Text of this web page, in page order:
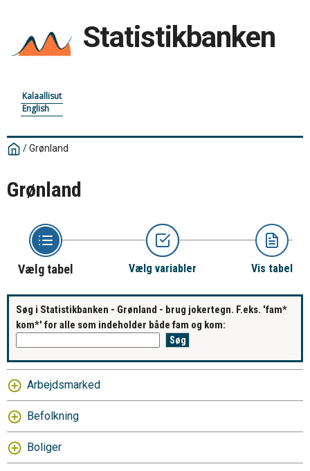
Statistikbanken
Kalaallisut
English
/Grønland
Grønland
Vælg tabel Vælg variabler Vis tabel
Søg i Statistikbanken - Grønland - brug jokertegn. F.eks. 'fam*
kom*' for alle som indeholder både fam og kom:
Arbejdsmarked
Befolkning
Boliger